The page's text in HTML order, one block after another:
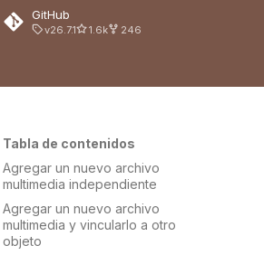
GitHub
v26.7.1 1.6k 246
Tabla de contenidos
Agregar un nuevo archivo
multimedia independiente
Agregar un nuevo archivo
multimedia y vincularlo a otro
objeto